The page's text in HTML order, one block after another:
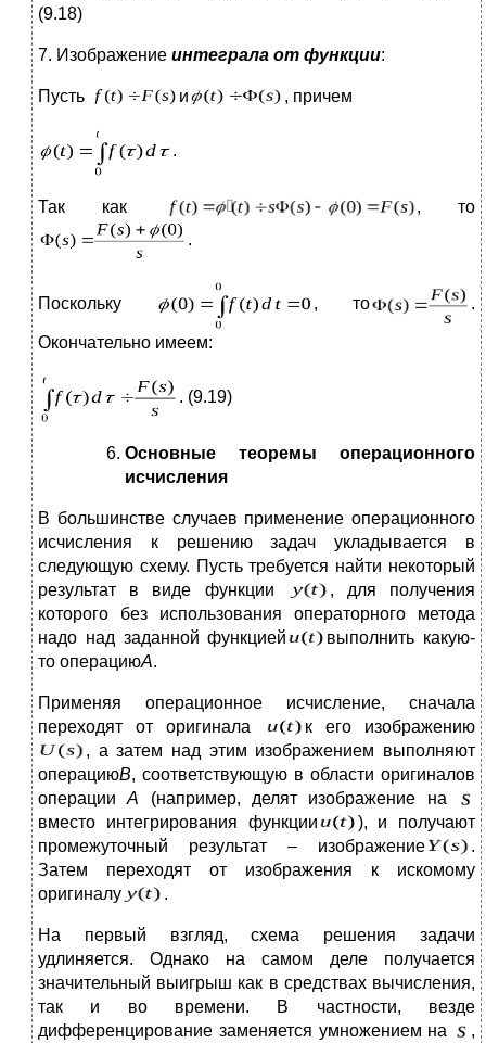
(9.18)
7. Изображение интеграла от функции:
Пусть и , причем
.
Так как
, то
.
Поскольку , то .
Окончательно имеем:
. (9.19)
Основные теоремы операционного
исчисления
В большинстве случаев применение операционного
исчисления к решению задач укладывается в
следующую схему. Пусть требуется найти некоторый
результат в виде функции
, для получения
которого без использования операторного метода
надо над заданной функцией
выполнить какую-
то операциюA.
Применяя операционное исчисление, сначала
переходят от оригинала
к его изображению
, а затем над этим изображением выполняют
операциюB, соответствующую в области оригиналов
операцииA (например, делят изображение на
вместо интегрирования функции
), и получают
промежуточный результат – изображение
.
Затем переходят от изображения к искомому
оригиналу
.
На первый взгляд, схема решения задачи
удлиняется. Однако на самом деле получается
значительный выигрыш как в средствах вычисления,
так и во времени. В частности, везде
дифференцирование заменяется умножением на
,